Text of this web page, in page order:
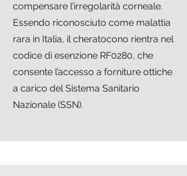
compensare l’irregolarità corneale.
Essendo riconosciuto come malattia
rara in Italia, il cheratocono rientra nel
codice di esenzione RF0280, che
consente l’accesso a forniture ottiche
a carico del Sistema Sanitario
Nazionale (SSN).